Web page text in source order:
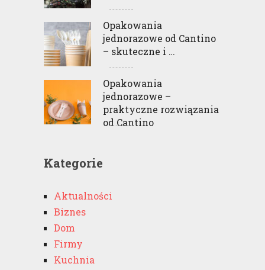
Opakowania
jednorazowe od Cantino
– skuteczne i …
Opakowania
jednorazowe –
praktyczne rozwiązania
od Cantino
Kategorie
Aktualności
Biznes
Dom
Firmy
Kuchnia